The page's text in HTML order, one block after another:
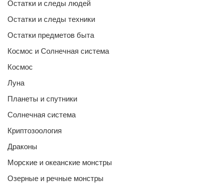
Остатки и следы людей
Остатки и следы техники
Остатки предметов быта
Космос и Солнечная система
Космос
Луна
Планеты и спутники
Солнечная система
Криптозоология
Драконы
Морские и океанские монстры
Озерные и речные монстры